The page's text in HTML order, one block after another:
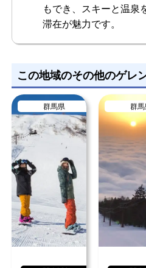
もでき、スキーと温泉
滞在が魅力です。
この地域のその他のゲレ
群馬県 群